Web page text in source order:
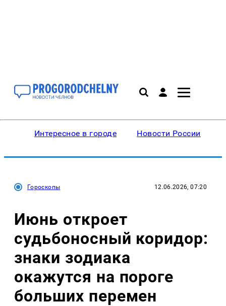
Интересное в городе Новости России
Гороскопы 12.06.2026, 07:20
Июнь откроет
судьбоносный коридор:
знаки зодиака
окажутся на пороге
больших перемен